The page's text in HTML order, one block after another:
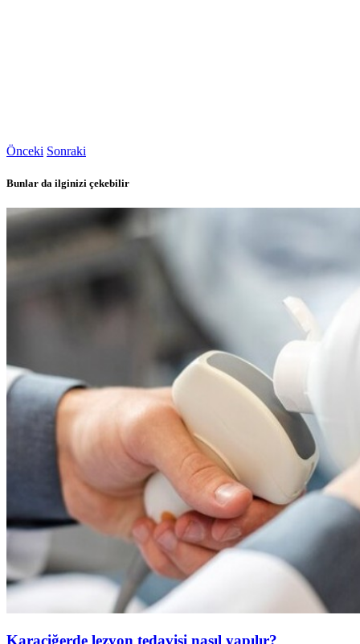
Önceki Sonraki
Bunlar da ilginizi çekebilir
Karaciğerde lezyon tedavisi nasıl yapılır?